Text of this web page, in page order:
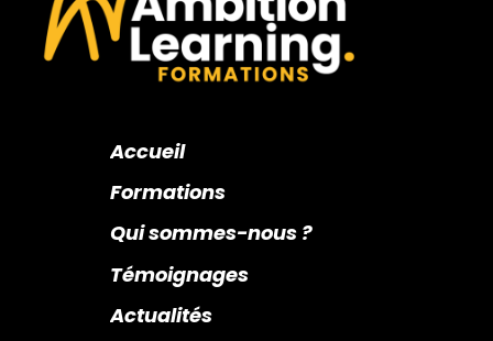
Accueil
Formations
Qui sommes-nous ?
Témoignages
Actualités